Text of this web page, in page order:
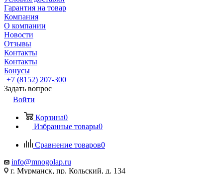
Гарантия на товар
Компания
О компании
Новости
Отзывы
Контакты
Контакты
Бонусы
+7 (8152) 207-300
Задать вопрос
Войти
Корзина0
Избранные товары0
Сравнение товаров0
info@mnogolap.ru
г. Мурманск, пр. Кольский, д. 134